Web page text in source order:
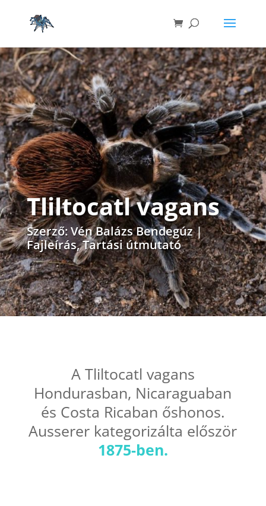
Tliltocatl vagans
Szerző:Vén Balázs Bendegúz|
Fajleírás,Tartási útmutató
A Tliltocatl vagans
Hondurasban, Nicaraguaban
és Costa Ricaban őshonos.
Ausserer kategorizálta először
1875-ben.